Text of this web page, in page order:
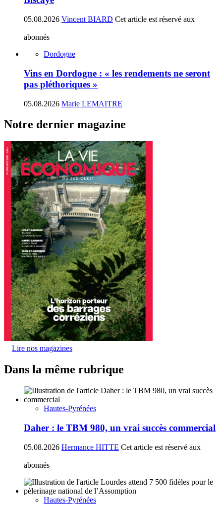
05.08.2026 Vincent BIARD Cet article est réservé aux
abonnés
Dordogne
Vins en Dordogne : « les rendements ne seront
pas pléthoriques »
05.08.2026 Marie LEMAITRE
Notre dernier magazine
Lire nos magazines
Dans la même rubrique
Hautes-Pyrénées
Daher : le TBM 980, un vrai succès commercial
05.08.2026 Hermance HITTE Cet article est réservé aux
abonnés
Hautes-Pyrénées